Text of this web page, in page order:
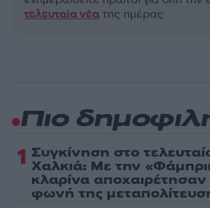
τελευταία νέα της ημέρας
Πιο
1 Συγκίνηση στο
Χαλκιά: Με την
κλαρίνα
φωνή της